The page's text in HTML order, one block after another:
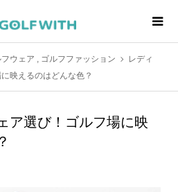
ウェア , ゴルフファッション
レディ
映えるのはどんな色？
ア選び！ゴルフ場に映